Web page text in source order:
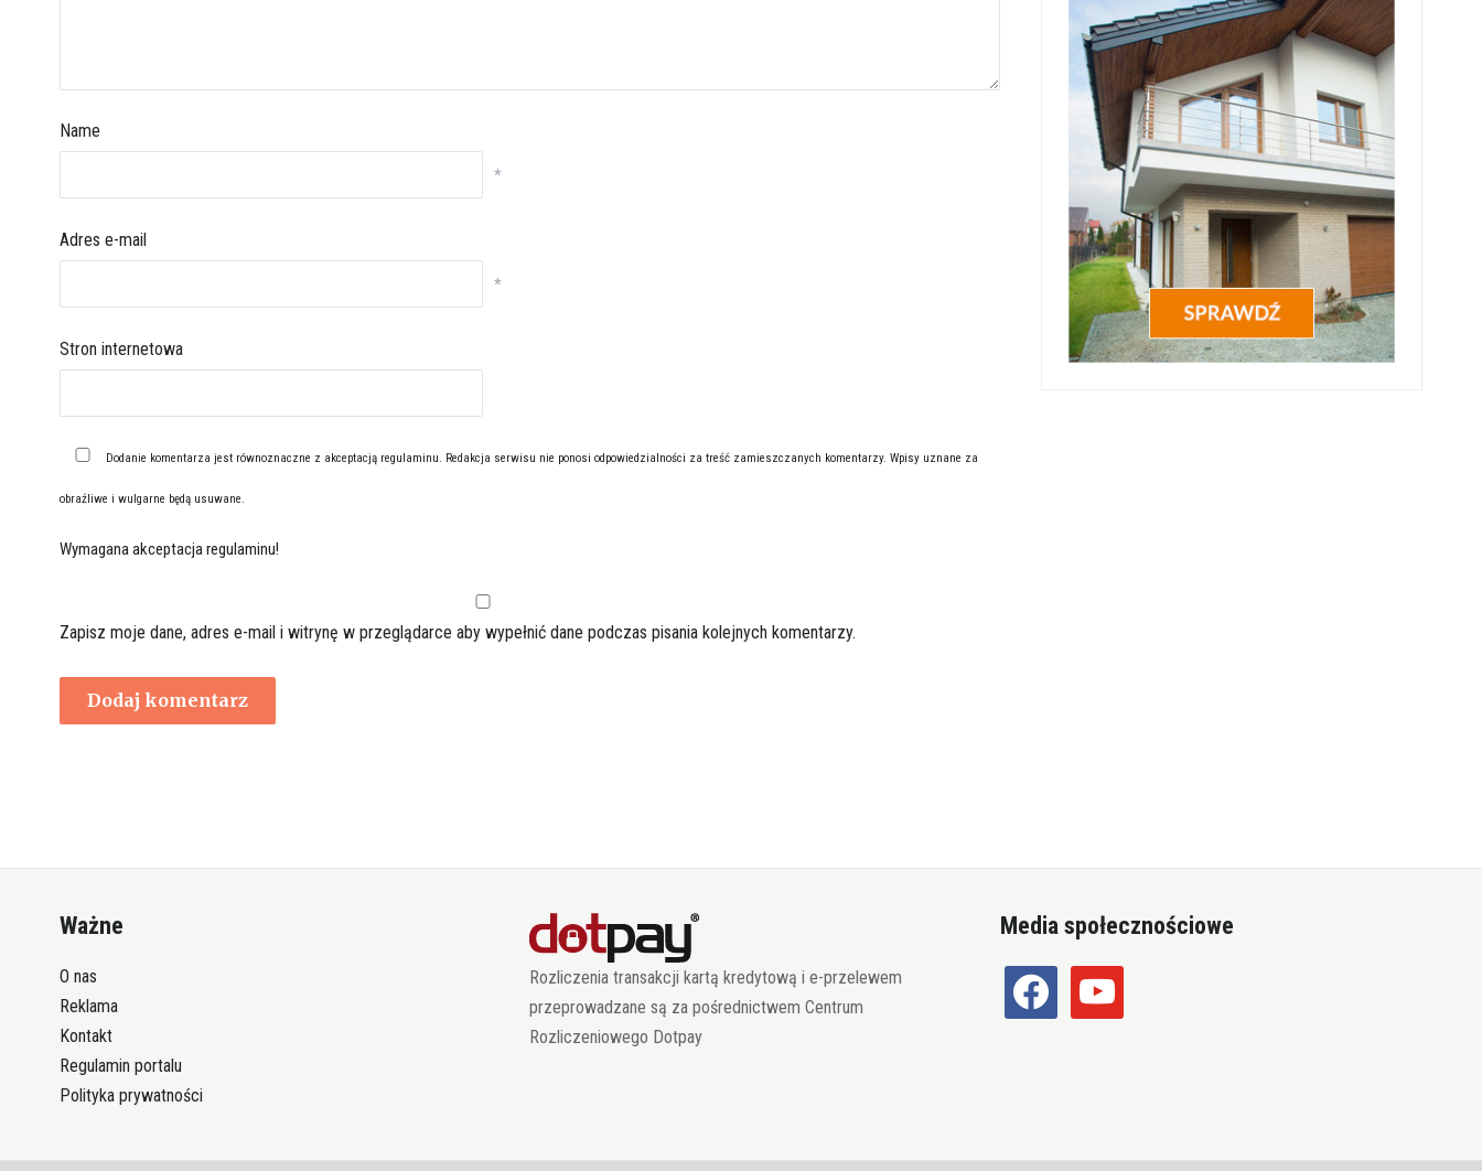
Name
*
Adres e-mail
*
Stron internetowa
Dodanie komentarza jest równoznaczne z akceptacją regulaminu. Redakcja serwisu nie ponosi odpowiedzialności za treść zamieszczanych komentarzy. Wpisy uznane za
obraźliwe i wulgarne będą usuwane.
Wymagana akceptacja regulaminu!
Zapisz moje dane, adres e-mail i witrynę w przeglądarce aby wypełnić dane podczas pisania kolejnych komentarzy.
Ważne
O nas
Reklama
Kontakt
Regulamin portalu
Polityka prywatności
Rozliczenia transakcji kartą kredytową i e-przelewem
przeprowadzane są za pośrednictwem Centrum
Rozliczeniowego Dotpay
Media społecznościowe
facebook youtube